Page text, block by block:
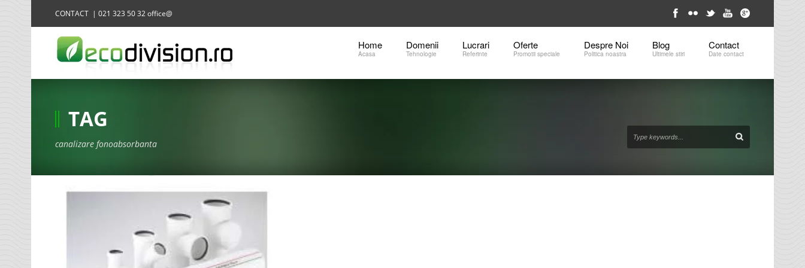
CONTACT | 021 323 50 32 office@
Home
Acasa
Domenii
Tehnologie
Lucrari
Referinte
Oferte
Promotii speciale
Despre Noi
Politica noastra
Blog
Ultimele stiri
Contact
Date contact
TAG
canalizare fonoabsorbanta